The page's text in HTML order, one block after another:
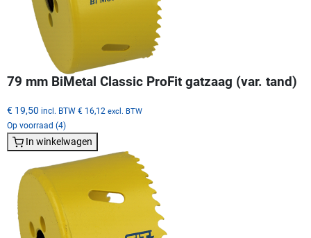
79 mm BiMetal Classic ProFit gatzaag (var. tand)
€ 19,50 incl. BTW € 16,12 excl. BTW
Op voorraad (4)
In winkelwagen